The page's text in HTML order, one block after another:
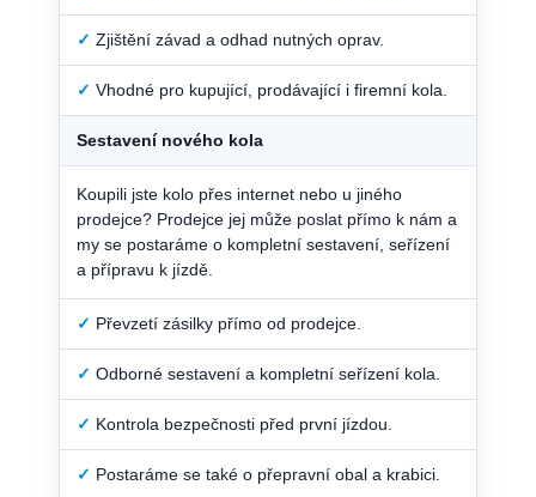
✓ Zjištění závad a odhad nutných oprav.
✓ Vhodné pro kupující, prodávající i firemní kola.
Sestavení nového kola
Koupili jste kolo přes internet nebo u jiného
prodejce? Prodejce jej může poslat přímo k nám a
my se postaráme o kompletní sestavení, seřízení
a přípravu k jízdě.
✓ Převzetí zásilky přímo od prodejce.
✓ Odborné sestavení a kompletní seřízení kola.
✓ Kontrola bezpečnosti před první jízdou.
✓ Postaráme se také o přepravní obal a krabici.